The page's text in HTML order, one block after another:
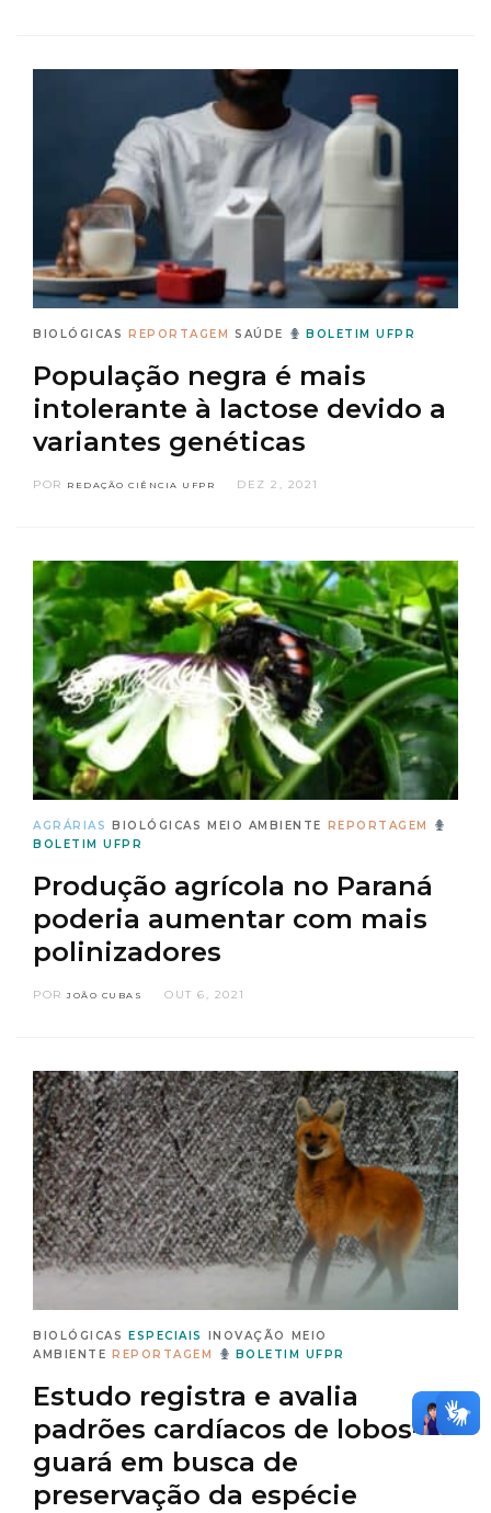
BIOLÓGICAS REPORTAGEM SAÚDE BOLETIM UFPR
População negra é mais
intolerante à lactose devido a
variantes genéticas
POR REDAÇÃO CIÊNCIA UFPR DEZ 2, 2021
AGRÁRIAS BIOLÓGICAS MEIO AMBIENTE
REPORTAGEM
BOLETIM UFPR
Produção agrícola no Paraná
poderia aumentar com mais
polinizadores
PORJOÃO CUBAS OUT 6, 2021
BIOLÓGICAS ESPECIAIS INOVAÇÃO
MEIO
AMBIENTE
REPORTAGEM BOLETIM UFPR
Estudo registra e avalia
padrões cardíacos de lobos-
guará em busca de
preservação da espécie